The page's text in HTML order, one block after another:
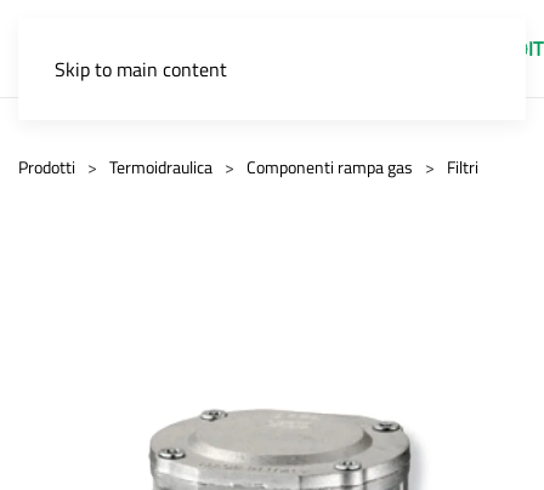
Skip to main content
IT
Prodotti Termoidraulica Componenti rampa gas Filtri